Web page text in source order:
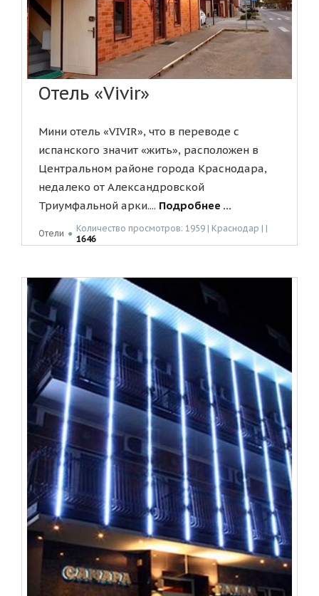
Отель «Vivir»
Мини отель «VIVIR», что в переводе с
испанского значит «жить», расположен в
Центральном районе города Краснодара,
недалеко от Александровской
Триумфальной арки.... Подробнее ...
Отели ● Количество просмотров: 1959 | Краснодар | |
1646